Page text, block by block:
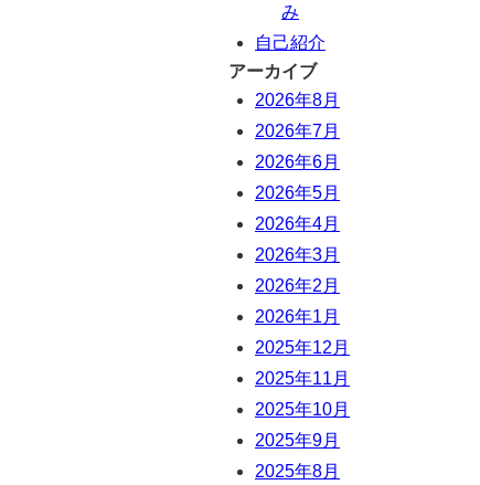
み
自己紹介
アーカイブ
2026年8月
2026年7月
2026年6月
2026年5月
2026年4月
2026年3月
2026年2月
2026年1月
2025年12月
2025年11月
2025年10月
2025年9月
2025年8月